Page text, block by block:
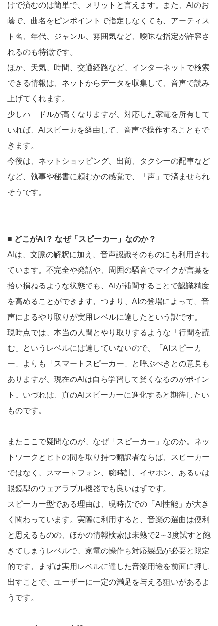
けで済むのは簡単で、メリットと言えます。また、AIのお
蔭で、曲名をピンポイントで指定しなくても、アーティス
ト名、年代、ジャンル、雰囲気など、曖昧な指定が許容さ
れるのも特徴です。
ほか、天気、時間、交通経路など、インターネットで検索
できる情報は、ネットからデータを収集して、音声で読み
上げてくれます。
少しハードルが高くなりますが、対応した家電を所有して
いれば、AIスピーカを経由して、音声で操作することもで
きます。
今後は、ネットショッピング、出前、タクシーの配車など
など、執事や秘書に頼むかの感覚で、「声」で済ませられ
そうです。
■ どこがAI？ なぜ「スピーカー」なのか？
AIは、文脈の解釈に加え、音声認識そのものにも利用され
ています。不完全や発話や、周囲の騒音でマイクが言葉を
拾い損ねるような状態でも、AIが補間することで認識精度
を高めることができます。つまり、AIの登場によって、音
声によるやり取りが実用レベルに達したという訳です。
現時点では、本当の人間とやり取りするような「行間を読
む」というレベルには達していないので、「AIスピーカ
ー」よりも「スマートスピーカー」と呼ぶべきとの意見も
ありますが、現在のAIは自ら学習して賢くなるのがポイン
ト。いづれは、真のAIスピーカーに進化すると期待したい
ものです。
またここで疑問なのが、なぜ「スピーカー」なのか。ネッ
トワークとヒトの間を取り持つ翻訳者ならば、スピーカー
ではなく、スマートフォン、腕時計、イヤホン、あるいは
眼鏡型のウェアラブル機器でも良いはずです。
スピーカー型である理由は、現時点での「AI性能」が大き
く関わっています。実際に利用すると、音楽の選曲は便利
と思えるものの、ほかの情報検索は未熟で2～3度試すと飽
きてしまうレベルで、家電の操作も対応製品が必要と限定
的です。まずは実用レベルに達した音楽用途を前面に押し
出すことで、ユーザーに一定の満足を与える狙いがあるよ
うです。